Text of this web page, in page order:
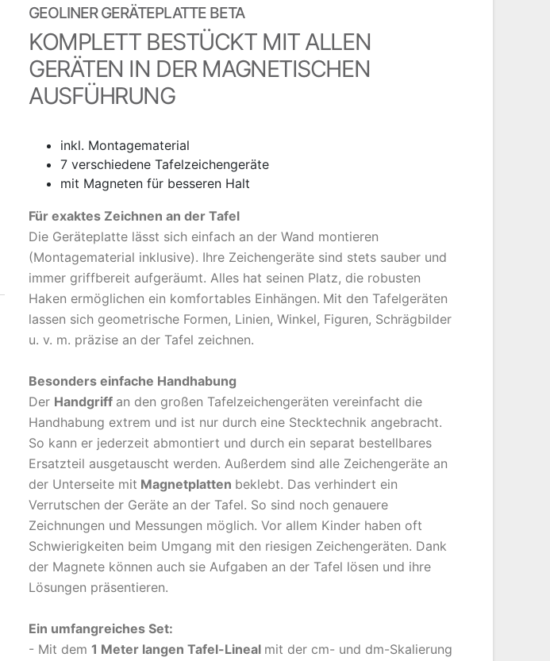
GEOLINER GERÄTEPLATTE BETA
KOMPLETT BESTÜCKT MIT ALLEN
GERÄTEN IN DER MAGNETISCHEN
AUSFÜHRUNG
inkl. Montagematerial
7 verschiedene Tafelzeichengeräte
mit Magneten für besseren Halt
Für exaktes Zeichnen an der Tafel
Die Geräteplatte lässt sich einfach an der Wand montieren
(Montagematerial inklusive). Ihre Zeichengeräte sind stets sauber und
immer griffbereit aufgeräumt. Alles hat seinen Platz, die robusten
Haken ermöglichen ein komfortables Einhängen. Mit den Tafelgeräten
lassen sich geometrische Formen, Linien, Winkel, Figuren, Schrägbilder
u. v. m. präzise an der Tafel zeichnen.
Besonders einfache Handhabung
Der Handgriff an den großen Tafelzeichengeräten vereinfacht die
Handhabung extrem und ist nur durch eine Stecktechnik angebracht.
So kann er jederzeit abmontiert und durch ein separat bestellbares
Ersatzteil ausgetauscht werden. Außerdem sind alle Zeichengeräte an
der Unterseite mit Magnetplatten beklebt. Das verhindert ein
Verrutschen der Geräte an der Tafel. So sind noch genauere
Zeichnungen und Messungen möglich. Vor allem Kinder haben oft
Schwierigkeiten beim Umgang mit den riesigen Zeichengeräten. Dank
der Magnete können auch sie Aufgaben an der Tafel lösen und ihre
Lösungen präsentieren.
Ein umfangreiches Set:
- Mit dem 1 Meter langen Tafel-Lineal mit der cm- und dm-Skalierung